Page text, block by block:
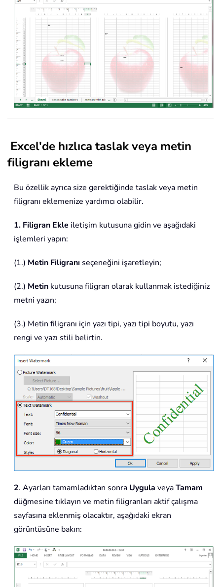
Excel'de hızlıca taslak veya metin
filigranı ekleme
Bu özellik ayrıca size gerektiğinde taslak veya metin
filigranı eklemenize yardımcı olabilir.
1. Filigran Ekle iletişim kutusuna gidin ve aşağıdaki
işlemleri yapın:
(1.) Metin Filigranı seçeneğini işaretleyin;
(2.) Metin kutusuna filigran olarak kullanmak istediğiniz
metni yazın;
(3.) Metin filigranı için yazı tipi, yazı tipi boyutu, yazı
rengi ve yazı stili belirtin.
2. Ayarları tamamladıktan sonra Uygula veyaTamam
düğmesine tıklayın ve metin filigranları aktif çalışma
sayfasına eklenmiş olacaktır, aşağıdaki ekran
görüntüsüne bakın: